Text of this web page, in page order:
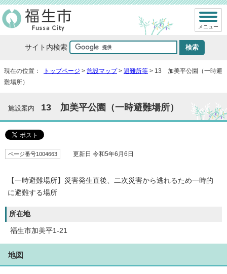
サイト内検索
メニュー
現在の位置： トップページ > 施設マップ> 避難所等 > 13 加美平公園（一時避
難場所）
施設案内 13 加美平公園（一時避難場所）
ページ番号1004663 更新日 令和5年6月6日
【一時避難場所】災害発生直後、二次災害から逃れるため一時的
に避難する場所
所在地
福生市加美平1-21
地図